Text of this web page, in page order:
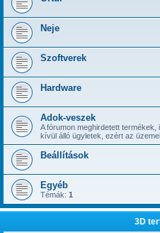
Neje
Szoftverek
Hardware
Adok-veszek
A fórumon meghirdetett
kívül álló ügyletek, ezért az
Beállítások
Egyéb
Témák: 1
3D